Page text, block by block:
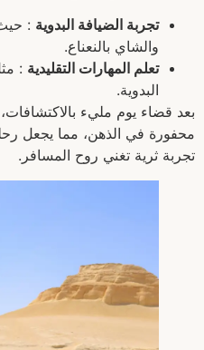
تجربة الضيافة البدوية : حيث
والشاي بالنعناع.
تعلم المهارات التقليدية :
البدوية.
بعد قضاء يوم مليء
محفورة في الذهن، مما يجعل
تجربة ثرية تغني روح المسافر.